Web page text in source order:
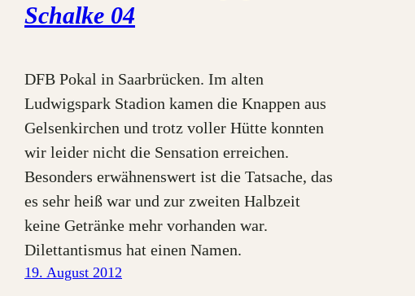
Schalke 04
DFB Pokal in Saarbrücken. Im alten
Ludwigspark Stadion kamen die Knappen aus
Gelsenkirchen und trotz voller Hütte konnten
wir leider nicht die Sensation erreichen.
Besonders erwähnenswert ist die Tatsache, das
es sehr heiß war und zur zweiten Halbzeit
keine Getränke mehr vorhanden war.
Dilettantismus hat einen Namen.
19. August 2012